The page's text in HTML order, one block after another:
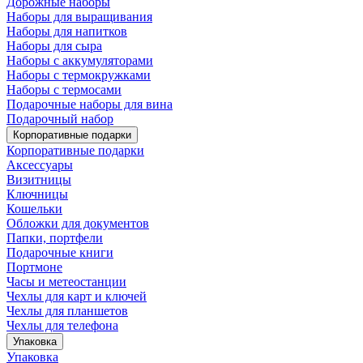
Наборы для выращивания
Наборы для напитков
Наборы для сыра
Наборы с аккумуляторами
Наборы с термокружками
Наборы с термосами
Подарочные наборы для вина
Подарочный набор
Корпоративные подарки
Корпоративные подарки
Аксессуары
Визитницы
Ключницы
Кошельки
Обложки для документов
Папки, портфели
Подарочные книги
Портмоне
Часы и метеостанции
Чехлы для карт и ключей
Чехлы для планшетов
Чехлы для телефона
Упаковка
Упаковка